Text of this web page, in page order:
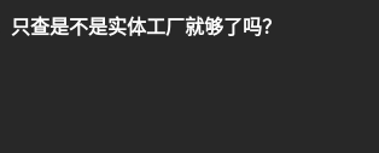
只查是不是实体工厂就够了吗？